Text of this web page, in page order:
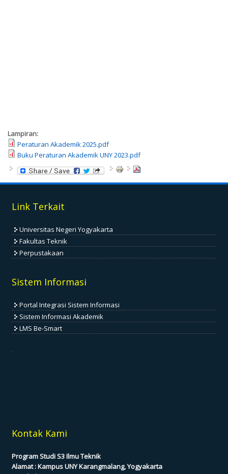
Lampiran:
Peraturan Akademik 2025.pdf
Buku Peraturan Akademik UNY 2023.pdf
Link Terkait
Universitas Negeri Yogyakarta
Fakultas Teknik
Perpustakaan
Sistem Informasi
Portal Integrasi Sistem Informasi
Sistem Informasi Akademik
LMS Be-Smart
.
Kontak Kami
Program Studi S3 Ilmu Teknik
Alamat : Kampus UNY Karangmalang, Yogyakarta